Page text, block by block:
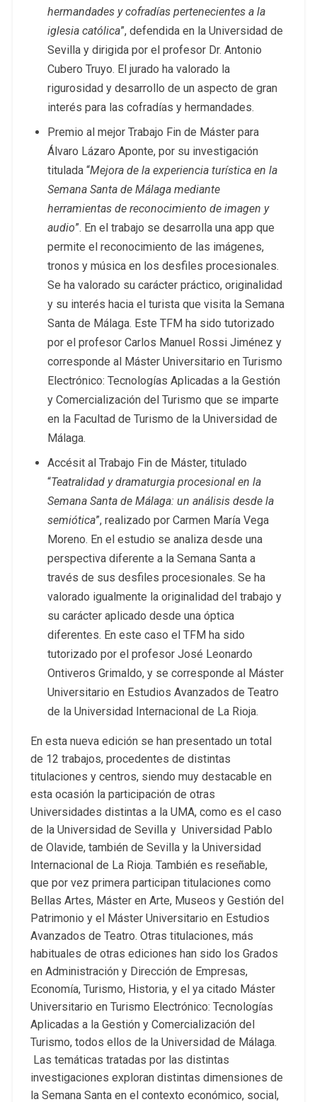
hermandades y cofradías pertenecientes a la
iglesia católica”, defendida en la Universidad de
Sevilla y dirigida por el profesor Dr. Antonio
Cubero Truyo. El jurado ha valorado la
rigurosidad y desarrollo de un aspecto de gran
interés para las cofradías y hermandades.
Premio al mejor Trabajo Fin de Máster para
Álvaro Lázaro Aponte, por su investigación
titulada “Mejora de la experiencia turística en la
Semana Santa de Málaga mediante
herramientas de reconocimiento de imagen y
audio”. En el trabajo se desarrolla una app que
permite el reconocimiento de las imágenes,
tronos y música en los desfiles procesionales.
Se ha valorado su carácter práctico, originalidad
y su interés hacia el turista que visita la Semana
Santa de Málaga. Este TFM ha sido tutorizado
por el profesor Carlos Manuel Rossi Jiménez y
corresponde al Máster Universitario en Turismo
Electrónico: Tecnologías Aplicadas a la Gestión
y Comercialización del Turismo que se imparte
en la Facultad de Turismo de la Universidad de
Málaga.
Accésit al Trabajo Fin de Máster, titulado
“Teatralidad y dramaturgia procesional en la
Semana Santa de Málaga: un análisis desde la
semiótica”, realizado por Carmen María Vega
Moreno. En el estudio se analiza desde una
perspectiva diferente a la Semana Santa a
través de sus desfiles procesionales. Se ha
valorado igualmente la originalidad del trabajo y
su carácter aplicado desde una óptica
diferentes. En este caso el TFM ha sido
tutorizado por el profesor José Leonardo
Ontiveros Grimaldo, y se corresponde al Máster
Universitario en Estudios Avanzados de Teatro
de la Universidad Internacional de La Rioja.
En esta nueva edición se han presentado un total
de 12 trabajos, procedentes de distintas
titulaciones y centros, siendo muy destacable en
esta ocasión la participación de otras
Universidades distintas a la UMA, como es el caso
de la Universidad de Sevilla y Universidad Pablo
de Olavide, también de Sevilla y la Universidad
Internacional de La Rioja. También es reseñable,
que por vez primera participan titulaciones como
Bellas Artes, Máster en Arte, Museos y Gestión del
Patrimonio y el Máster Universitario en Estudios
Avanzados de Teatro. Otras titulaciones, más
habituales de otras ediciones han sido los Grados
en Administración y Dirección de Empresas,
Economía, Turismo, Historia, y el ya citado Máster
Universitario en Turismo Electrónico: Tecnologías
Aplicadas a la Gestión y Comercialización del
Turismo, todos ellos de la Universidad de Málaga.
Las temáticas tratadas por las distintas
investigaciones exploran distintas dimensiones de
la Semana Santa en el contexto económico, social,